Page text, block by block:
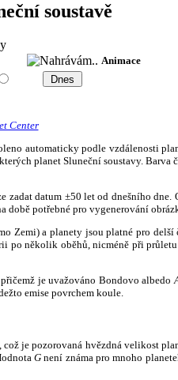
soustavě
Animace
Center
automaticky podle vzdálenosti
planet Sluneční soustavy.
datum ±50 let od dnešního
potřebné pro vygenerování
Zemi) a planety jsou platné pro
po několik oběhů, nicméně při
je uvažováno Bondovo albedo
emise povrchem koule.
je pozorovaná hvězdná velikost
G není známa pro mnoho